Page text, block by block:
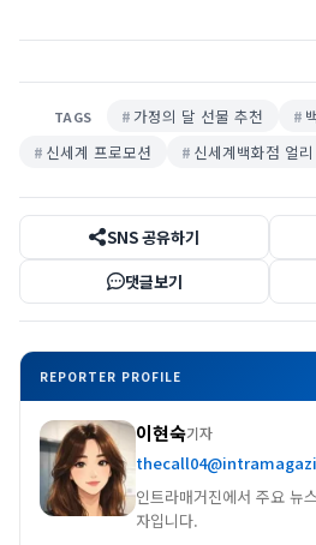
TAGS 가정의 달 선물 추천
신세계 프로모션
신세계백화점 얼
SNS 공유하기
댓글보기
REPORTER PROFILE
이현숙기자
인트라매거진에서 주요 뉴
자입니다.